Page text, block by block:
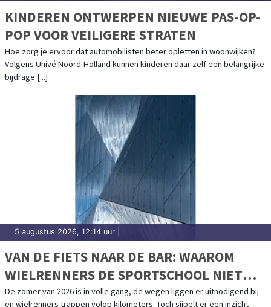
KINDEREN ONTWERPEN NIEUWE PAS-OP-
POP VOOR VEILIGERE STRATEN
Hoe zorg je ervoor dat automobilisten beter opletten in woonwijken?
Volgens Univé Noord-Holland kunnen kinderen daar zelf een belangrijke
bijdrage [...]
5 augustus 2026, 12:14 uur
VAN DE FIETS NAAR DE BAR: WAAROM
WIELRENNERS DE SPORTSCHOOL NIET
LANGER LINKS LATEN LIGGEN
De zomer van 2026 is in volle gang, de wegen liggen er uitnodigend bij
en wielrenners trappen volop kilometers. Toch sijpelt er een inzicht